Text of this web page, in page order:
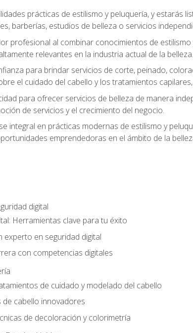
prácticas de estilismo y peluquería, y estarás
barberías, estudios de belleza o servicios
profesional al combinar conocimientos de
relevantes en la industria actual de la belleza.
para brindar servicios de corte, peinado,
el cuidado del cabello y los tratamientos
para ofrecer servicios de belleza de manera
de servicios y el crecimiento del negocio.
integral en prácticas modernas de estilismo y
emprendedoras en el ámbito de la
digital
Herramientas clave para tu éxito
experto en seguridad digital
con competencias digitales
de cuidado y modelado del cabello
de cabello innovadores
de decoloración y colorimetría